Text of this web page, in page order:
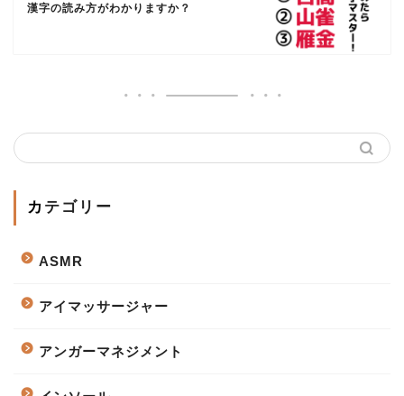
漢字の読み方がわかりますか？
カテゴリー
ASMR
アイマッサージャー
アンガーマネジメント